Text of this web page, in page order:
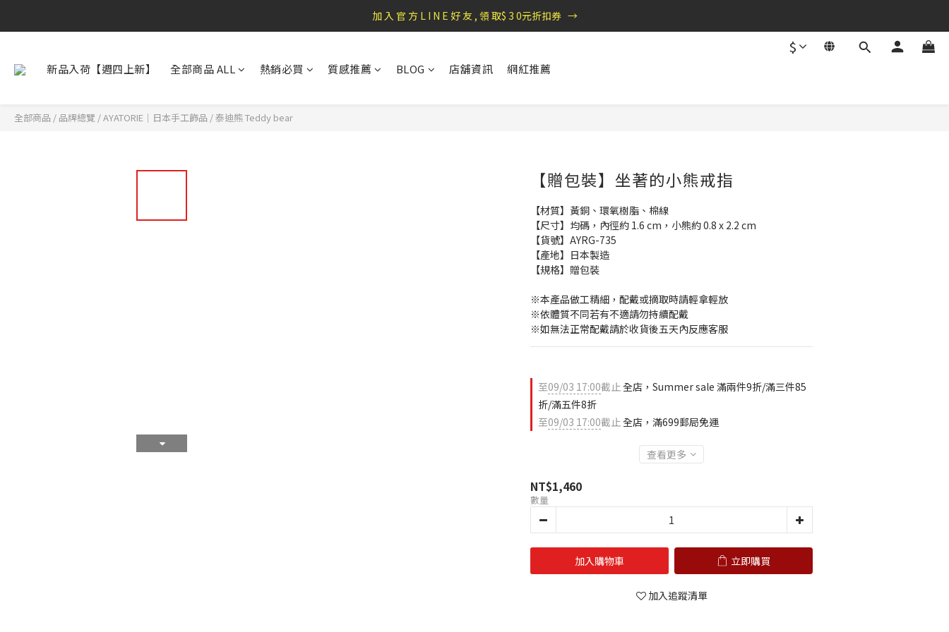
盛夏祭典：全館滿1000折100，滿2000贈『自粘式多功能包巾』
盛夏祭典：全館滿1000折100，滿2000贈『自粘式多功能包巾』
$
新品入荷【週四上新】 全部商品 ALL 熱銷必買 質感推薦 BLOG 店舖資訊 網紅推薦
全部商品 / 品牌總覽 /AYATORIE｜日本手工飾品 /泰迪熊 Teddy bear
【贈包裝】坐著的小熊戒指
【材質】黃銅、環氧樹脂、棉線
【尺寸】均碼，內徑約 1.6 cm，小熊約 0.8 x 2.2 cm
【貨號】AYRG-735
【產地】日本製造
【規格】贈包裝
※本產品做工精細，配戴或摘取時請輕拿輕放
※依體質不同若有不適請勿持續配戴
※如無法正常配戴請於收貨後五天內反應客服
至09/03 17:00截止全店，Summer sale 滿兩件9折/滿三件85
折/滿五件8折
至09/03 17:00截止全店，滿699郵局免運
查看更多
NT$1,460
數量
加入購物車 立即購買
加入追蹤清單